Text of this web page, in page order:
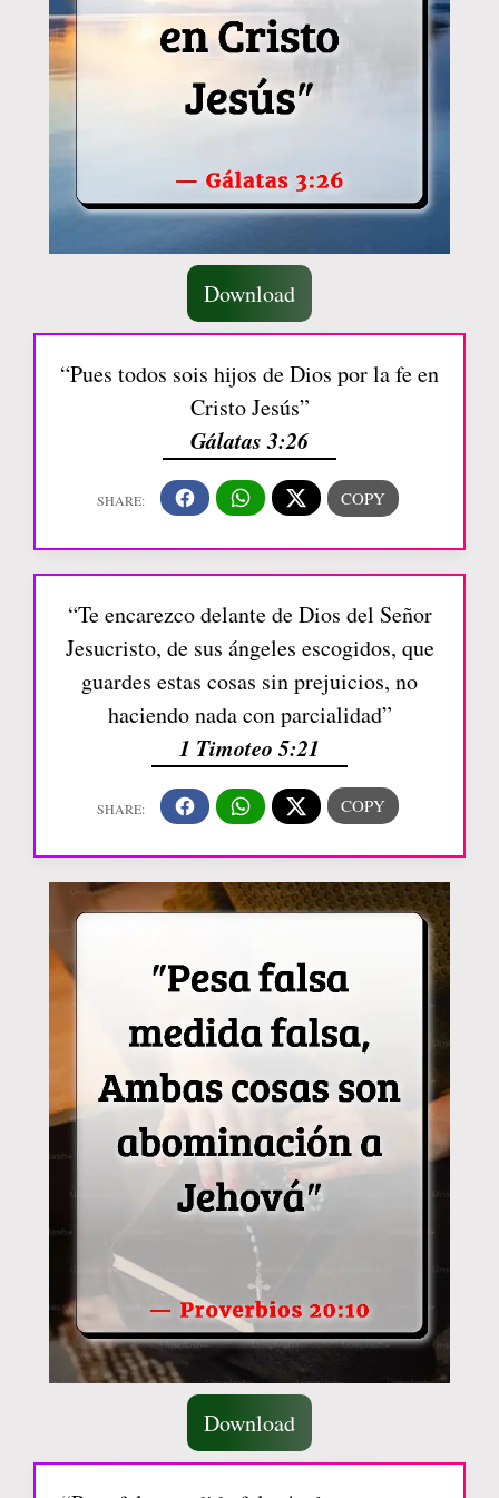
Download
“Pues todos sois hijos de Dios por la fe en
Cristo Jesús”
Gálatas 3:26
“Te encarezco delante de Dios del Señor
Jesucristo, de sus ángeles escogidos, que
guardes estas cosas sin prejuicios, no
haciendo nada con parcialidad”
1 Timoteo 5:21
Download